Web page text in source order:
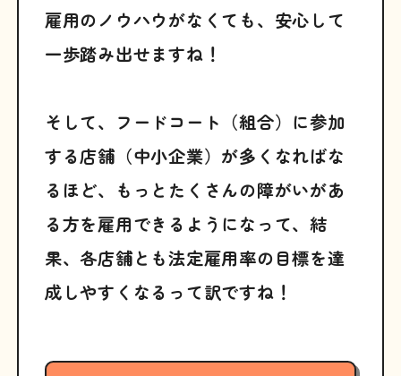
雇用のノウハウがなくても、安心して
一歩踏み出せますね！
そして、フードコート（組合）に参加
する店舗（中小企業）が多くなればな
るほど、もっとたくさんの障がいがあ
る方を雇用できるようになって、結
果、各店舗とも法定雇用率の目標を達
成しやすくなるって訳ですね！